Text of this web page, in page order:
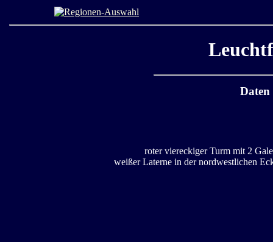
Daten
roter viereckiger Turm mit 2
weißer Laterne in der nordwestlichen